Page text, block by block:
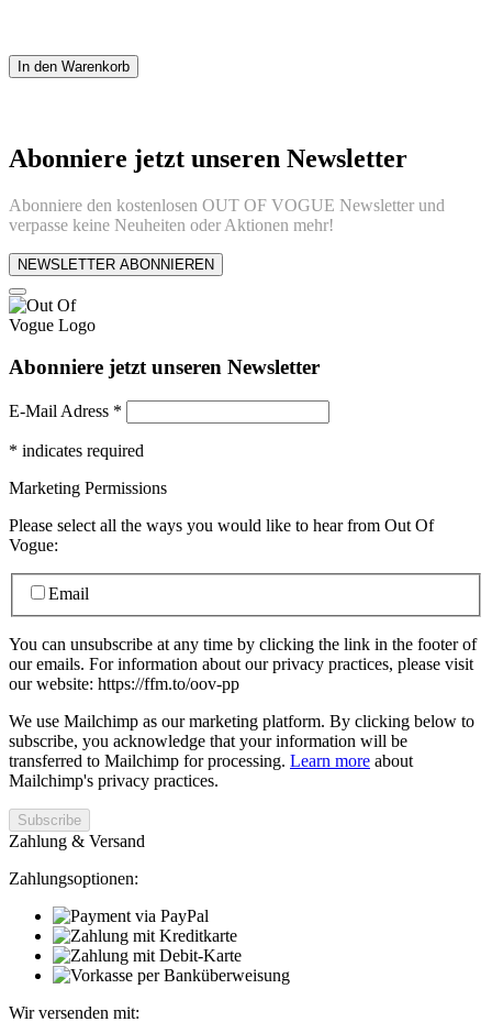
In den Warenkorb
Abonniere jetzt unseren Newsletter
Abonniere den kostenlosen OUT OF VOGUE Newsletter und
verpasse keine Neuheiten oder Aktionen mehr!
NEWSLETTER ABONNIEREN
Abonniere jetzt unseren Newsletter
E-Mail Adress *
* indicates required
Marketing Permissions
Please select all the ways you would like to hear from Out Of
Vogue:
Email
You can unsubscribe at any time by clicking the link in the footer of
our emails. For information about our privacy practices, please visit
our website: https://ffm.to/oov-pp
We use Mailchimp as our marketing platform. By clicking below to
subscribe, you acknowledge that your information will be
transferred to Mailchimp for processing. Learn more about
Mailchimp's privacy practices.
Zahlung & Versand
Zahlungsoptionen:
Wir versenden mit: